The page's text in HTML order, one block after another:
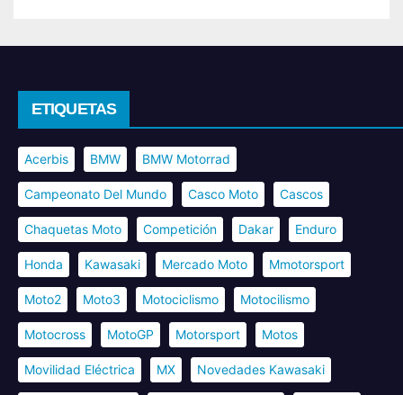
ETIQUETAS
Acerbis BMW BMW Motorrad
Campeonato Del Mundo Casco Moto Cascos
Chaquetas Moto Competición Dakar Enduro
Honda Kawasaki Mercado Moto Mmotorsport
Moto2 Moto3 Motociclismo Motocilismo
Motocross MotoGP Motorsport Motos
Movilidad Eléctrica MX Novedades Kawasaki